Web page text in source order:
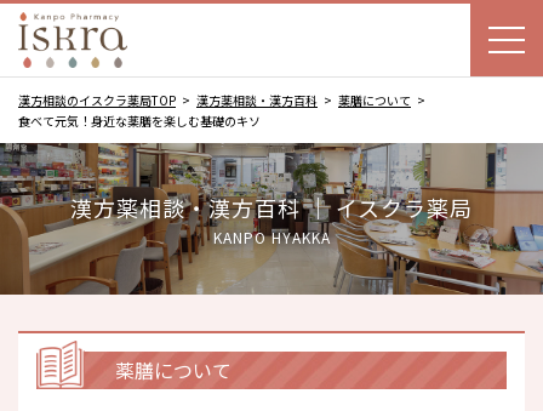
漢方相談のイスクラ薬局TOP 漢方薬相談・漢方百科
薬膳について
食べて元気！身近な薬膳を楽しむ基礎のキソ
漢方薬相談・漢方百科 ｜ イスクラ薬局
KANPO HYAKKA
薬膳について